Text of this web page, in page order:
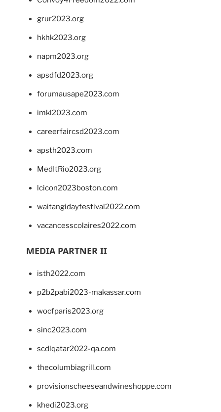
grur2023.org
hkhk2023.org
napm2023.org
apsdfd2023.org
forumausape2023.com
imkl2023.com
careerfaircsd2023.com
apsth2023.com
MedItRio2023.org
lcicon2023boston.com
waitangidayfestival2022.com
vacancesscolaires2022.com
MEDIA PARTNER II
isth2022.com
p2b2pabi2023-makassar.com
wocfparis2023.org
sinc2023.com
scdlqatar2022-qa.com
thecolumbiagrill.com
provisionscheeseandwineshoppe.com
khedi2023.org